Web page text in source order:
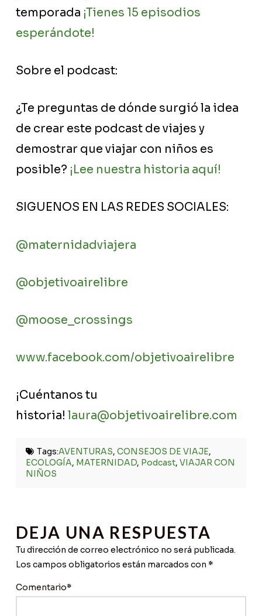
temporada ¡Tienes 15 episodios
esperándote!
Sobre el podcast:
¿Te preguntas de dónde surgió la idea
de crear este podcast de viajes y
demostrar que viajar con niños es
posible? ¡Lee nuestra historia aquí!
SIGUENOS EN LAS REDES SOCIALES:
@maternidadviajera
@objetivoairelibre
@moose_crossings
www.facebook.com/objetivoairelibre
¡Cuéntanos tu
historia! laura@objetivoairelibre.com
Tags:AVENTURAS, CONSEJOS DE VIAJE,
ECOLOGÍA, MATERNIDAD, Podcast,VIAJAR CON
NIÑOS
DEJA UNA RESPUESTA
Tu dirección de correo electrónico no será publicada.
Los campos obligatorios están marcados con *
Comentario*